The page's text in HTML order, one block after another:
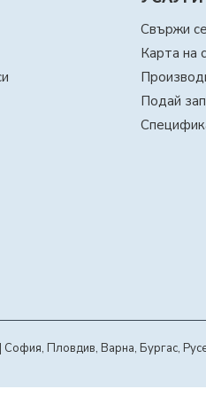
Свържи
Карта на
Подай
Пловдив, Варна, Бургас,